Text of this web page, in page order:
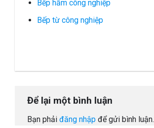
Bếp hầm công nghiệp
Bếp từ công nghiệp
Để lại một bình luận
Bạn phải đăng nhập để gửi bình luận.